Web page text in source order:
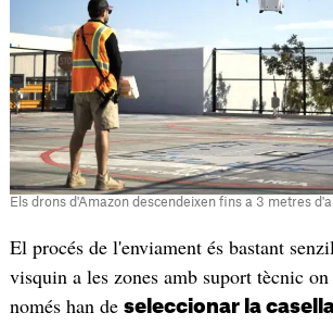
Els drons d'Amazon descendeixen fins a 3 metres
El procés de l'enviament és bastant
visquin a les zones amb suport tècnic
només han de seleccionar la